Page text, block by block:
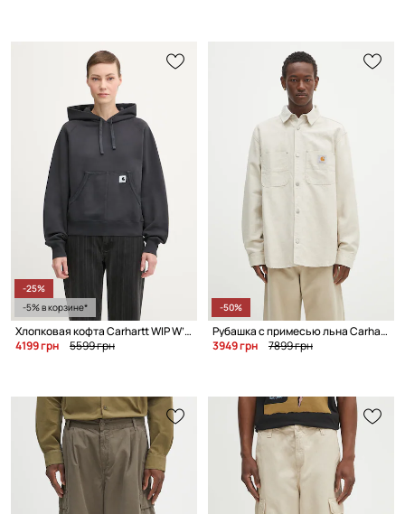
-25%
-5% в корзине*
Хлопковая кофта Carhartt WIP W’ Hooded Hudson
4199 грн
5599 грн
-50%
Рубашка с примесью льна Carhartt WIP Walter
3949 грн
7899 грн